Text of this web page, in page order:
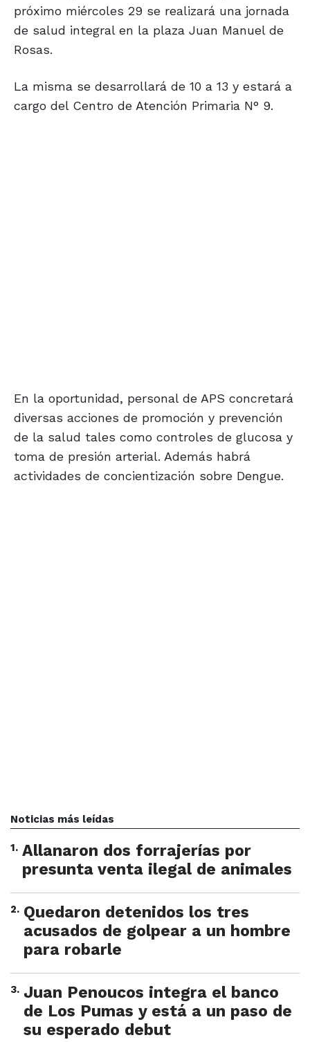
próximo miércoles 29 se realizará una jornada
de salud integral en la plaza Juan Manuel de
Rosas.
La misma se desarrollará de 10 a 13 y estará a
cargo del Centro de Atención Primaria N° 9.
En la oportunidad, personal de APS concretará
diversas acciones de promoción y prevención
de la salud tales como controles de glucosa y
toma de presión arterial. Además habrá
actividades de concientización sobre Dengue.
Noticias más leídas
1. Allanaron dos forrajerías por
presunta venta ilegal de animales
2. Quedaron detenidos los tres
acusados de golpear a un hombre
para robarle
3. Juan Penoucos integra el banco
de Los Pumas y está a un paso de
su esperado debut